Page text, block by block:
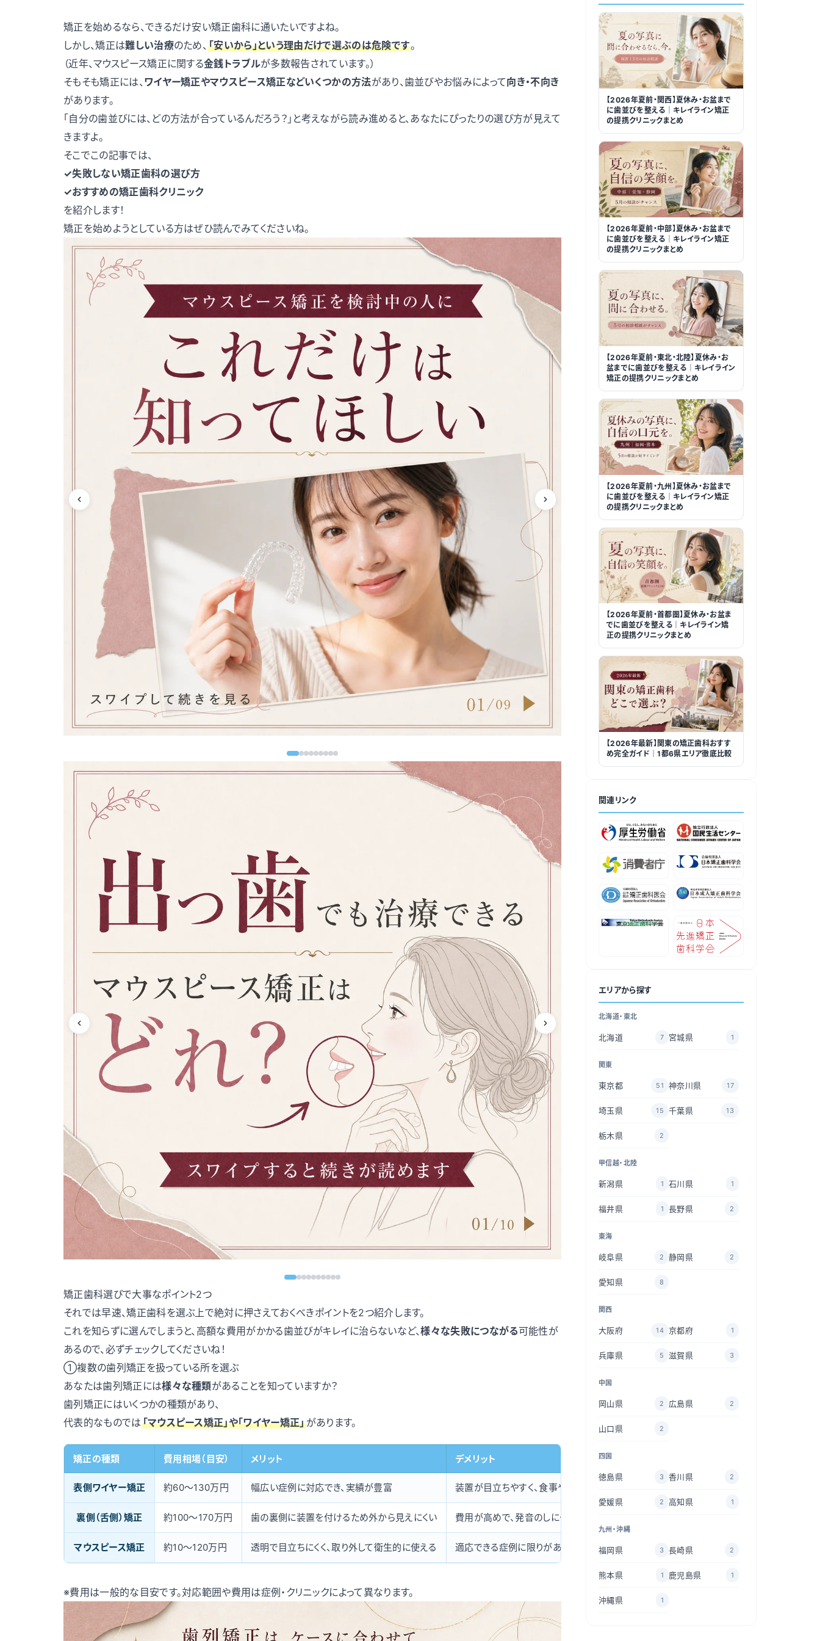
矯正を始めるなら、できるだけ安い矯正歯科に通いたいですよね。
しかし、矯正は難しい治療のため、「安いから」という理由だけで選ぶのは危険です。
（近年、マウスピース矯正に関する金銭トラブルが多数報告されています。）
そもそも矯正には、 ワイヤー矯正やマウスピース矯正などいくつかの方法があり、歯並びやお悩みによって向き・不向き
があります。
「自分の歯並びには、どの方法が合っているんだろう？」と考えながら読み進めると、あなたにぴったりの選び方が見えて
きますよ。
そこでこの記事では、
✓失敗しない矯正歯科の選び方
✓おすすめの矯正歯科クリニック
を紹介します！
矯正を始めようとしている方はぜひ読んでみてくださいね。
矯正歯科選びで大事なポイント2つ
それでは早速、矯正歯科を選ぶ上で絶対に押さえておくべきポイントを2つ紹介します。
これを知らずに選んでしまうと、高額な費用がかかる歯並びがキレイに治らないなど、様々な失敗につながる可能性が
あるので、必ずチェックしてくださいね！
①複数の歯列矯正を扱っている所を選ぶ
あなたは歯列矯正には様々な種類があることを知っていますか？
歯列矯正にはいくつかの種類があり、
代表的なものでは「マウスピース矯正」や「ワイヤー矯正」があります。
矯正の種類 費用相場（目安） メリット デメリット
表側ワイヤー矯正 約60〜130万円 幅広い症例に対応でき、実績が豊富 装置が目立ちやすく、食事や歯みがきがしにくい
裏側（舌側）矯正 約100〜170万円 歯の裏側に装置を付けるため外から見えにくい 費用が高めで、発音のしにくさや違和感が出やすい
マウスピース矯正 約10〜120万円 透明で目立ちにくく、取り外して衛生的に使える 適応できる症例に限りがあり、装着時間の自己管理が必要
※費用は一般的な目安です。対応範囲や費用は症例・クリニックによって異なります。
【2026年夏前・関西】夏休み・お盆まで
に歯並びを整える｜キレイライン矯正
の提携クリニックまとめ
【2026年夏前・中部】夏休み・お盆まで
に歯並びを整える｜キレイライン矯正
の提携クリニックまとめ
【2026年夏前・東北・北陸】夏休み・お
盆までに歯並びを整える｜キレイライン
矯正の提携クリニックまとめ
【2026年夏前・九州】夏休み・お盆まで
に歯並びを整える｜キレイライン矯正
の提携クリニックまとめ
【2026年夏前・首都圏】夏休み・お盆ま
でに歯並びを整える｜キレイライン矯
正の提携クリニックまとめ
【2026年最新】関東の矯正歯科おすす
め完全ガイド｜1都6県エリア徹底比較
関連リンク
エリアから探す
北海道・東北
北海道 7 宮城県 1
関東
東京都 51 神奈川県 17
埼玉県 15 千葉県 13
栃木県 2
甲信越・北陸
新潟県 1 石川県 1
福井県 1 長野県 2
東海
岐阜県 2 静岡県 2
愛知県 8
関西
大阪府 14 京都府 1
兵庫県 5 滋賀県 3
中国
岡山県 2 広島県 2
山口県 2
四国
徳島県 3 香川県 2
愛媛県 2 高知県 1
九州・沖縄
福岡県 3 長崎県 2
熊本県 1 鹿児島県 1
沖縄県 1